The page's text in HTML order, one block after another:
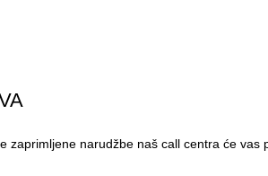
zaprimljene narudžbe naš call centra će vas